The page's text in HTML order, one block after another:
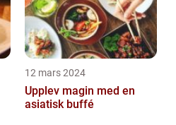
12 mars 2024
Upplev magin med en
asiatisk buffé